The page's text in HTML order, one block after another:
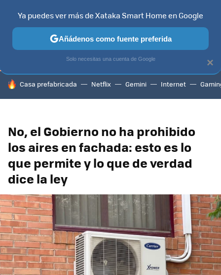
TELEVISORES CONTENIDOS SMART TV SELECCIÓN
HOY SE HABLA DE
Casa prefabricada Netflix Gemini Internet
No, el Gobierno no ha prohibido
los aires en fachada: esto es lo
que permite y lo que de verdad
dice la ley
×
Ya puedes ver más de Xataka Smart Home en Google
Añádenos como fuente preferida
Solo necesitas una cuenta de Google